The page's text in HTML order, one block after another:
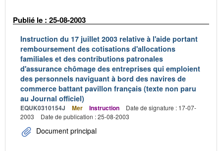
Publié le : 25-08-2003
Instruction du 17 juillet 2003 relative à l'aide portant
remboursement des cotisations d'allocations
familiales et des contributions patronales
d'assurance chômage des entreprises qui emploient
des personnels naviguant à bord des navires de
commerce battant pavillon français (texte non paru
au Journal officiel)
EQUK0310154J Mer Instruction
Date de signature : 17-07-
2003
Date de publication : 25-08-2003
Document principal